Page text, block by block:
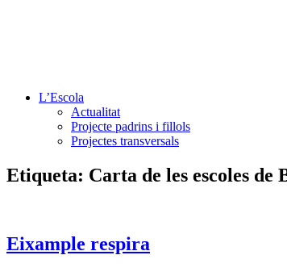
L’Escola
Actualitat
Projecte padrins i fillols
Projectes transversals
Etiqueta: Carta de les escoles
Eixample respira